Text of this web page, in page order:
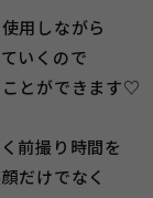
用しながら
いくので
とができます♡
前撮り時間を
だけでなく